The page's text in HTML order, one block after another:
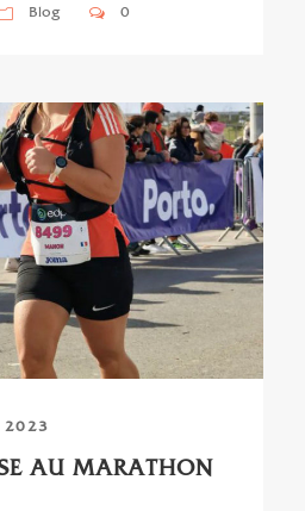
Blog 0
2023
AU MARATHON